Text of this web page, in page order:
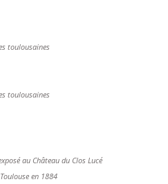
toulousaines
toulousaines
au Château du Clos Lucé
en 1884